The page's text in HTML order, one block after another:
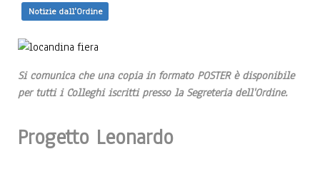
Notizie dall'Ordine
Si comunica che una copia in formato POSTER è disponibile
per tutti i Colleghi iscritti presso la Segreteria dell'Ordine.
Progetto Leonardo